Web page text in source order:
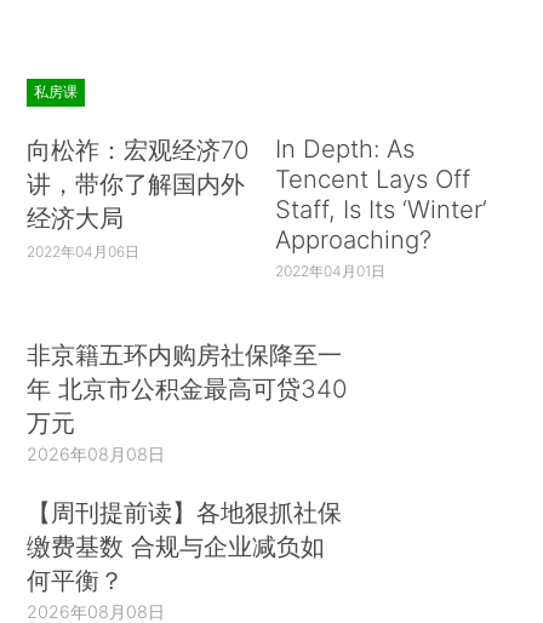
私房课
向松祚：宏观经济70
讲，带你了解国内外
经济大局
2022年04月06日
In Depth: As
Tencent Lays Off
Staff, Is Its ‘Winter’
Approaching?
2022年04月01日
非京籍五环内购房社保降至一
年 北京市公积金最高可贷340
万元
2026年08月08日
【周刊提前读】各地狠抓社保
缴费基数 合规与企业减负如
何平衡？
2026年08月08日